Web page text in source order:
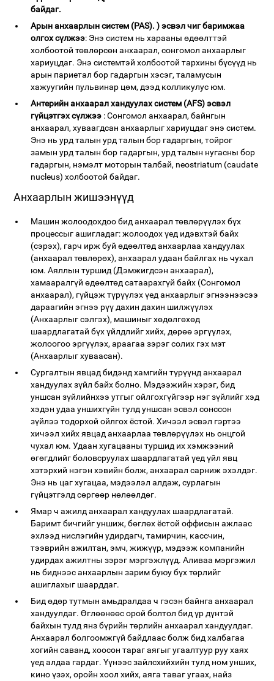
байдаг.
Арын анхаарлын систем (PAS). ) эсвэл чиг баримжаа
олгох сүлжээ: Энэ систем нь харааны өдөөлттэй
холбоотой төвлөрсөн анхаарал, сонгомол анхаарлыг
хариуцдаг. Энэ системтэй холбоотой тархины бүсүүд нь
арын париетал бор гадаргын хэсэг, таламусын
хажуугийн пульвинар цөм, дээд колликулус юм.
Антерийн анхаарал хандуулах систем (AFS) эсвэл
гүйцэтгэх сүлжээ : Сонгомол анхаарал, байнгын
анхаарал, хуваагдсан анхаарлыг хариуцдаг энэ систем.
Энэ нь урд талын урд талын бор гадаргын, тойрог
замын урд талын бор гадаргын, урд талын нугасны бор
гадаргын, нэмэлт моторын талбай, neostriatum (caudate
nucleus) холбоотой байдаг.
Анхаарлын жишээнүүд
Машин жолоодохдоо бид анхаарал төвлөрүүлэх бүх
процессыг ашигладаг: жолоодох үед идэвхтэй байх
(сэрэх), гарч ирж буй өдөөлтөд анхаарлаа хандуулах
(анхаарал төвлөрөх), анхаарал удаан байлгах нь чухал
юм. Аяллын туршид (Дэмжигдсэн анхаарал),
хамааралгүй өдөөлтөд сатаарахгүй байх (Сонгомол
анхаарал), гүйцэж түрүүлэх үед анхаарлыг эгнээнээсээ
дараагийн эгнээ рүү дахин дахин шилжүүлэх
(Анхаарлыг сэлгэх), машиныг хөдөлгөхөд
шаардлагатай бүх үйлдлийг хийх, дөрөө эргүүлэх,
жолоогоо эргүүлэх, араагаа зэрэг солих гэх мэт
(Анхаарлыг хуваасан).
Сургалтын явцад бидэнд хамгийн түрүүнд анхаарал
хандуулах зүйл байх болно. Мэдээжийн хэрэг, бид
уншсан зүйлийнхээ утгыг ойлгохгүйгээр нэг зүйлийг хэд
хэдэн удаа уншихгүйн тулд уншсан эсвэл сонссон
зүйлээ тодорхой ойлгох ёстой. Хичээл эсвэл гэртээ
хичээл хийх явцад анхаарлаа төвлөрүүлэх нь онцгой
чухал юм. Удаан хугацааны туршид их хэмжээний
өгөгдлийг боловсруулах шаардлагатай үед үйл явц
хэтэрхий нэгэн хэвийн болж, анхаарал сарниж эхэлдэг.
Энэ нь цаг хугацаа, мэдээлэл алдаж, сурлагын
гүйцэтгэлд сөргөөр нөлөөлдөг.
Ямар ч ажилд анхаарал хандуулах шаардлагатай.
Баримт бичгийг уншиж, бөглөх ёстой оффисын ажлаас
эхлээд нислэгийн удирдагч, тамирчин, кассчин,
тээврийн ажилтан, эмч, жижүүр, мэдээж компанийн
удирдах ажилтны зэрэг мэргэжлүүд. Аливаа мэргэжил
нь биднээс анхаарлын зарим буюу бүх төрлийг
ашиглахыг шаарддаг.
Бид өдөр тутмын амьдралдаа ч гэсэн байнга анхаарал
хандуулдаг. Өглөөнөөс орой болтол бид үр дүнтэй
байхын тулд янз бүрийн төрлийн анхаарал хандуулдаг.
Анхаарал болгоомжгүй байдлаас болж бид халбагаа
хогийн саванд, хоосон тараг аягыг угаалтуур руу хаях
үед алдаа гардаг. Үүнээс зайлсхийхийн тулд ном унших,
кино үзэх, оройн хоол хийх, аяга таваг угаах, найз